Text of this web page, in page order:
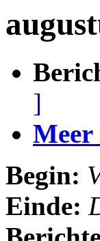
]
Meer
Begin:
Einde: